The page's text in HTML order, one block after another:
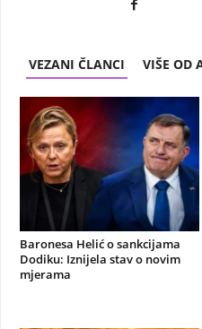
VEZANI ČLANCI VIŠE OD
Baronesa Helić o sankcijama
Dodiku: Iznijela stav o novim
mjerama